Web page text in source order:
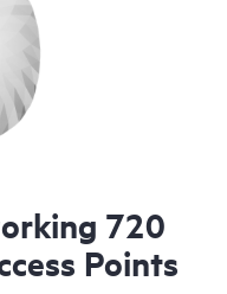
720
Points